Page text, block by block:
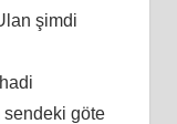
şimdi
göte